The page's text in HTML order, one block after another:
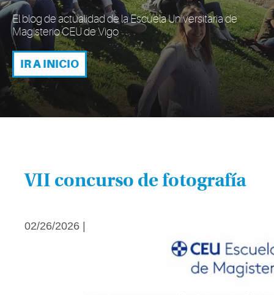
El blog de actualidad de la Escuela Universitaria de
Magisterio CEU de Vigo
IR A INICIO
VII concurso de fotografía
02/26/2026 |